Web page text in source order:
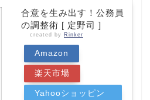
合意を生み出す！公務員
の調整術 [ 定野司 ]
created by Rinker
Amazon
楽天市場
Yahooショッピン